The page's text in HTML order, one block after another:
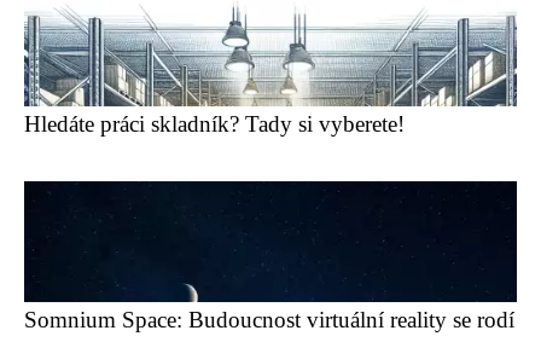
Hledáte práci skladník? Tady si vyberete!
Somnium Space: Budoucnost virtuální reality se rodí